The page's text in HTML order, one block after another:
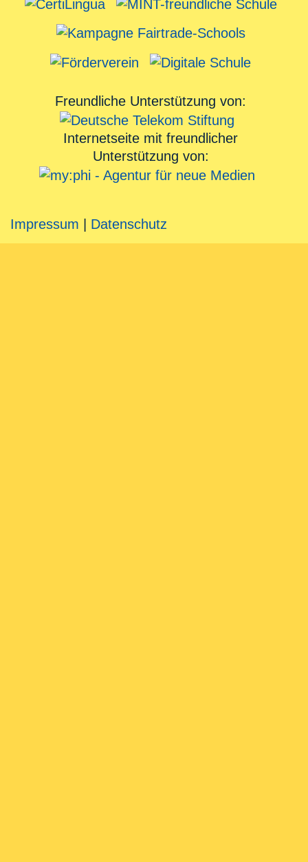
Freundliche Unterstützung von:
Internetseite mit freundlicher
Unterstützung von:
Impressum | Datenschutz